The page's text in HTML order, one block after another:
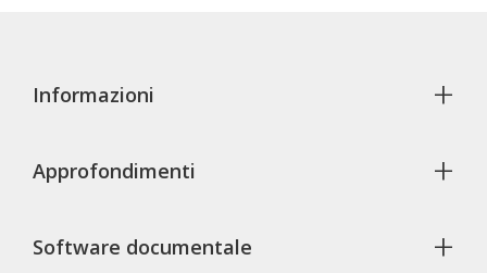
Informazioni +
Approfondimenti +
Software documentale +